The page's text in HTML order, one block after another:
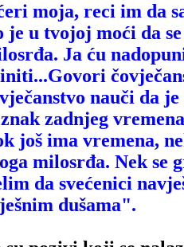
moja, reci im da
je u tvojoj moći da
Ja ću
nauči da
zadnjeg
još ima vremena,
milosrđa. Nek
da svećenici
dušama".